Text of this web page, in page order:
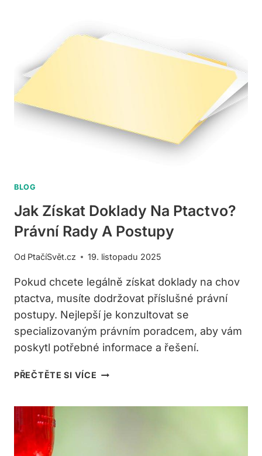
PTACTVO?
BLOG
Jak Získat Doklady Na Ptactvo?
Právní Rady A Postupy
Od PtačíSvět.cz 19. listopadu 2025
Pokud chcete legálně získat doklady na chov
ptactva, musíte dodržovat příslušné právní
postupy. Nejlepší je konzultovat se
specializovaným právním poradcem, aby vám
poskytl potřebné informace a řešení.
PŘEČTĚTE SI VÍCE JAK